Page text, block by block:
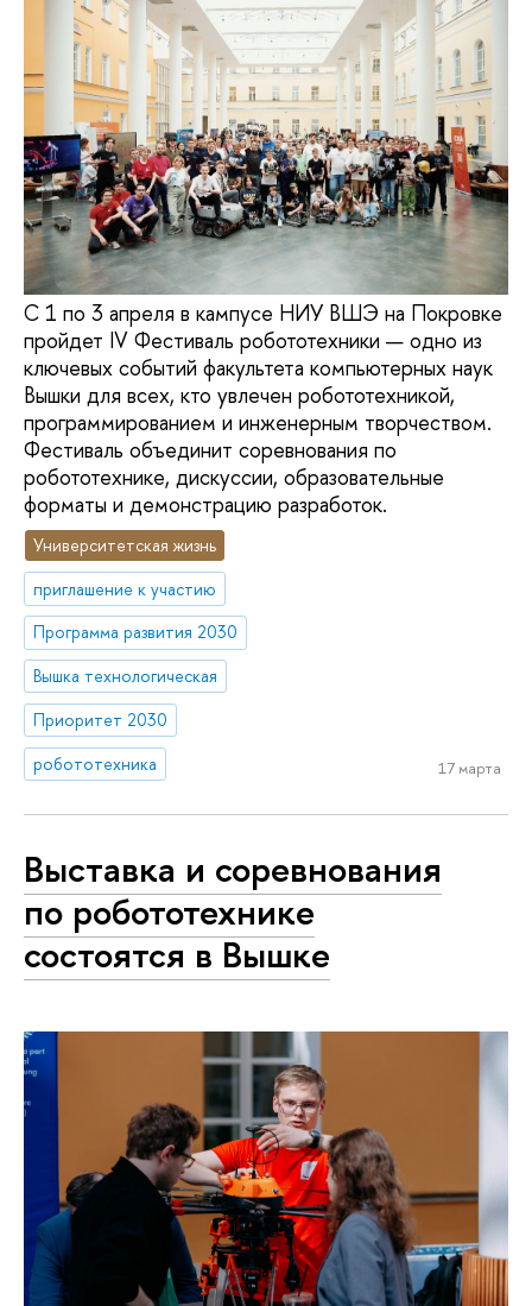
С 1 по 3 апреля в кампусе НИУ ВШЭ на Покровке
пройдет IV Фестиваль робототехники — одно из
ключевых событий факультета компьютерных наук
Вышки для всех, кто увлечен робототехникой,
программированием и инженерным творчеством.
Фестиваль объединит соревнования по
робототехнике, дискуссии, образовательные
форматы и демонстрацию разработок.
Университетская жизнь
приглашение к участию
Программа развития 2030
Вышка технологическая
Приоритет 2030
робототехника
17 марта
Выставка и соревнования
по робототехнике
состоятся в Вышке